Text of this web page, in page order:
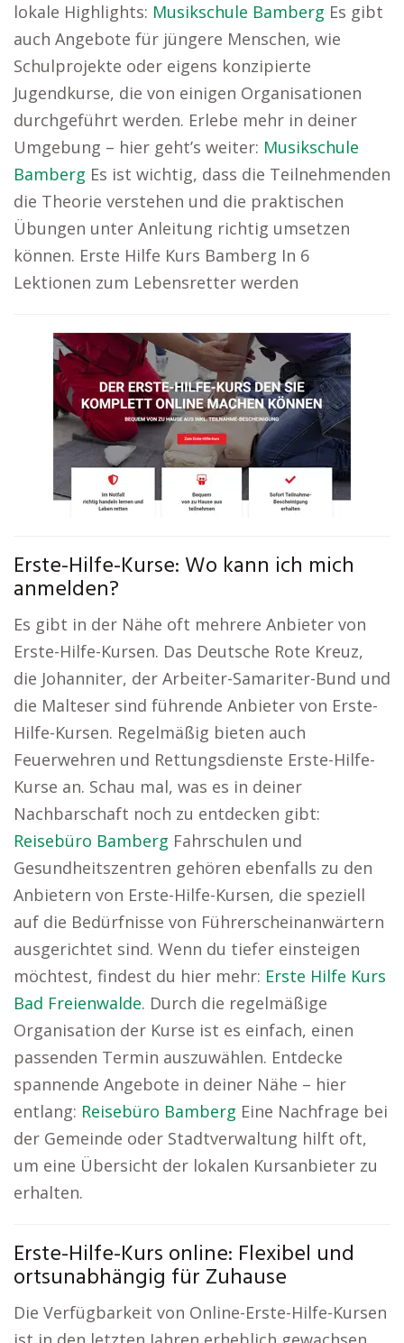
lokale Highlights: Musikschule Bamberg Es gibt
auch Angebote für jüngere Menschen, wie
Schulprojekte oder eigens konzipierte
Jugendkurse, die von einigen Organisationen
durchgeführt werden. Erlebe mehr in deiner
Umgebung – hier geht’s weiter: Musikschule
Bamberg Es ist wichtig, dass die Teilnehmenden
die Theorie verstehen und die praktischen
Übungen unter Anleitung richtig umsetzen
können. Erste Hilfe Kurs Bamberg In 6
Lektionen zum Lebensretter werden
Erste-Hilfe-Kurse: Wo kann ich mich
anmelden?
Es gibt in der Nähe oft mehrere Anbieter von
Erste-Hilfe-Kursen. Das Deutsche Rote Kreuz,
die Johanniter, der Arbeiter-Samariter-Bund und
die Malteser sind führende Anbieter von Erste-
Hilfe-Kursen. Regelmäßig bieten auch
Feuerwehren und Rettungsdienste Erste-Hilfe-
Kurse an. Schau mal, was es in deiner
Nachbarschaft noch zu entdecken gibt:
Reisebüro Bamberg Fahrschulen und
Gesundheitszentren gehören ebenfalls zu den
Anbietern von Erste-Hilfe-Kursen, die speziell
auf die Bedürfnisse von Führerscheinanwärtern
ausgerichtet sind. Wenn du tiefer einsteigen
möchtest, findest du hier mehr: Erste Hilfe Kurs
Bad Freienwalde. Durch die regelmäßige
Organisation der Kurse ist es einfach, einen
passenden Termin auszuwählen. Entdecke
spannende Angebote in deiner Nähe – hier
entlang: Reisebüro Bamberg Eine Nachfrage bei
der Gemeinde oder Stadtverwaltung hilft oft,
um eine Übersicht der lokalen Kursanbieter zu
erhalten.
Erste-Hilfe-Kurs online: Flexibel und
ortsunabhängig für Zuhause
Die Verfügbarkeit von Online-Erste-Hilfe-Kursen